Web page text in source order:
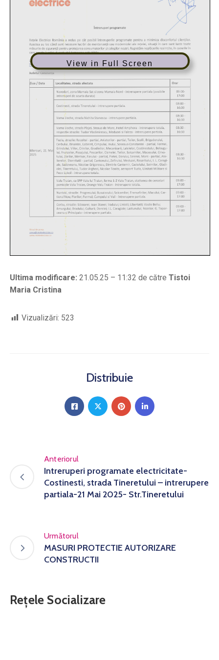
View in Full Screen
Ultima modificare: 21.05.25 – 11:32 de către Tistoi
Maria Cristina
Vizualizări: 523
Distribuie
Anteriorul
Intreruperi programate electricitate-
Costinesti, strada Tineretului – intrerupere
partiala-21 Mai 2025- Str.Tineretului
Următorul
MASURI PROTECTIE AUTORIZARE
CONSTRUCTII
Rețele Socializare